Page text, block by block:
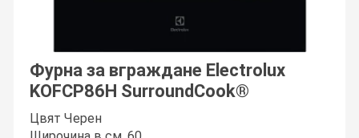
Фурна за вграждане Electrolux
KOFCP86H SurroundCook®
Цвят Черен